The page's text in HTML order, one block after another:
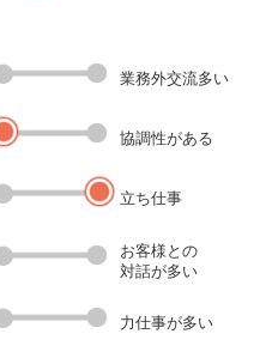
業務外交流多い
協調性がある
立ち仕事
お客様との
対話が多い
力仕事が多い